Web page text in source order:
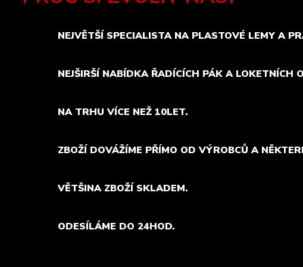
NEJVĚTŠÍ SPECIALISTA NA PLASTOVÉ LEMY A
NEJŠIRŠÍ NABÍDKA ŘADÍCÍCH PÁK A LOKETNÍCH
NA TRHU VÍCE NEŽ 10LET.
ZBOŽÍ DOVÁŽÍME PŘÍMO OD VÝROBCŮ A
VĚTŠINA ZBOŽÍ SKLADEM.
ODESÍLÁME DO 24HOD.